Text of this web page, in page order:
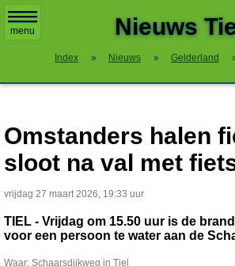
menu Nieuws
Index » Nieuws » Gelderland
Omstanders halen
sloot na val met
vrijdag 27 maart 2026, 19:33 uur
TIEL - Vrijdag om 15.50 uur is de
voor een persoon te water aan de
Waar: Schaarsdijkweg in Tiel